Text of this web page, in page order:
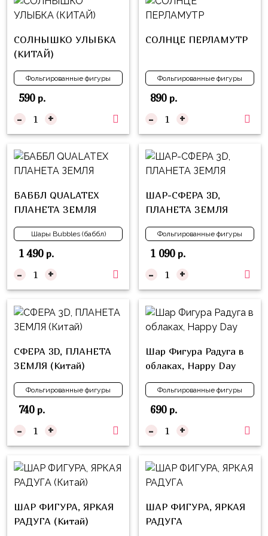
СОЛНЫШКО УЛЫБКА
(КИТАЙ)
Фольгированные фигуры
590р.
- +
СОЛНЦЕ ПЕРЛАМУТР
Фольгированные фигуры
890р.
- +
БАББЛ QUALATEX
ПЛАНЕТА ЗЕМЛЯ
Шары Bubbles (баббл)
1 490р.
- +
ШАР-СФЕРА 3D,
ПЛАНЕТА ЗЕМЛЯ
Фольгированные фигуры
1 090р.
- +
СФЕРА 3D, ПЛАНЕТА
ЗЕМЛЯ (Китай)
Фольгированные фигуры
740р.
- +
Шар Фигура Радуга в
облаках, Happy Day
Фольгированные фигуры
690р.
- +
ШАР ФИГУРА, ЯРКАЯ
РАДУГА (Китай)
ШАР ФИГУРА, ЯРКАЯ
РАДУГА
из
Цифры
Шары
с
декором
Большие
шары
Ходячие
фигуры
Коробка-
сюрприз
Бизнес
Индивидуальная
надпись
Буквы
Товары
для
праздника
Сервировка
Свечи
Бумажный
Колпачки,
ободки
Гудки
Пони
Губка
Боб
Буба
Лунтик
Чебурашка
Черепашки-
ниндзя
Фиксики
Котэ
Принцессы
и
Минни
Спорт
Мамы,
Бабушки
Для
Папы,
Дедушки
Гарри
Поттер
Единороги